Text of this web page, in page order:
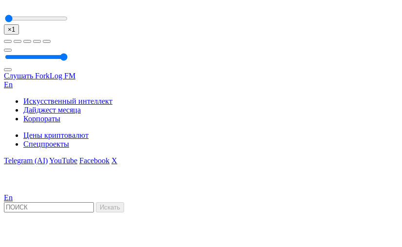
×1
Слушать ForkLog FM
En
Искусственный интеллект
Дайджест месяца
Корпораты
Цены криптовалют
Спецпроекты
Telegram (AI)YouTube Facebook X
En